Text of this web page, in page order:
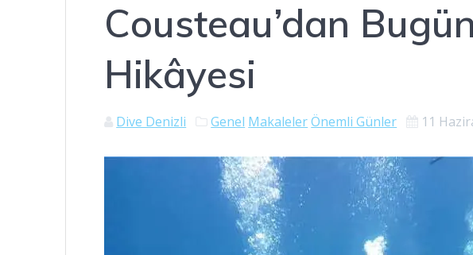
Cousteau’dan
Hikâyesi
Dive Denizli Genel MakalelerÖnemli Günler 11